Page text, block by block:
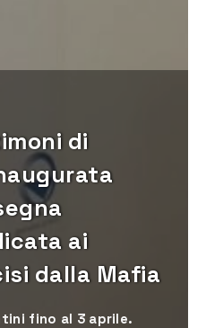
di
ai
dalla Mafia
fino al 3 aprile.